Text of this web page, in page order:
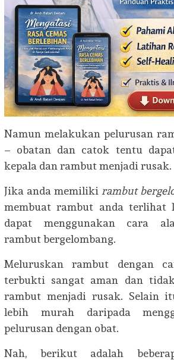
Namun melakukan pelurusan
– obatan dan catok tentu
kepala dan rambut menjadi rusak.
Jika anda memiliki rambut
membuat rambut anda terlihat
dapat menggunakan cara
rambut bergelombang.
Meluruskan rambut dengan
terbukti sangat aman dan
rambut menjadi rusak. Selain
lebih murah daripada
pelurusan dengan obat.
Nah, berikut adalah